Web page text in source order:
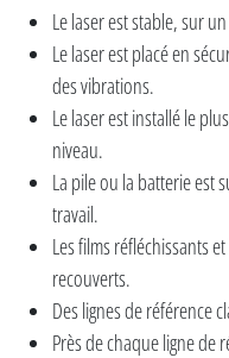
Le laser est stable, sur
Le laser est placé en
des vibrations.
Le laser est installé le
niveau.
La pile ou la batterie est
travail.
Les films réfléchissants
recouverts.
Des lignes de référence
Près de chaque ligne de